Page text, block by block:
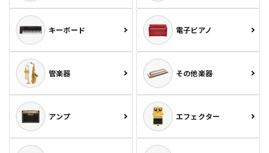
キーボード 電子ピアノ
管楽器 その他楽器
アンプ エフェクター